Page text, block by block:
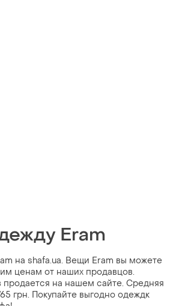
Eram
на shafa.ua. Вещи Eram вы можете
ценам от наших продавцов.
продается на нашем сайте. Средняя
грн. Покупайте выгодно одеждк